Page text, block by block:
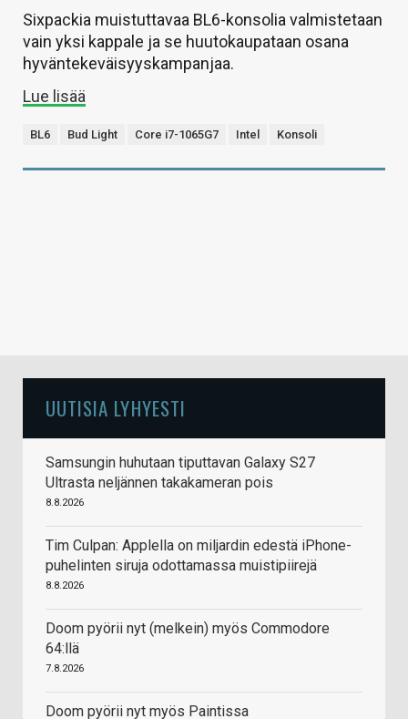
Sixpackia muistuttavaa BL6-konsolia valmistetaan
vain yksi kappale ja se huutokaupataan osana
hyväntekeväisyyskampanjaa.
Lue lisää
BL6 Bud Light Core i7-1065G7 Intel Konsoli
UUTISIA LYHYESTI
Samsungin huhutaan tiputtavan Galaxy S27
Ultrasta neljännen takakameran pois
8.8.2026
Tim Culpan: Applella on miljardin edestä iPhone-
puhelinten siruja odottamassa muistipiirejä
8.8.2026
Doom pyörii nyt (melkein) myös Commodore
64:llä
7.8.2026
Doom pyörii nyt myös Paintissa